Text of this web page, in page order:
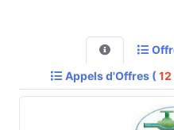
Appels d'Offres ( 12